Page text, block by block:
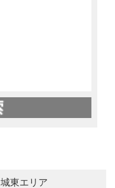
城東エリア